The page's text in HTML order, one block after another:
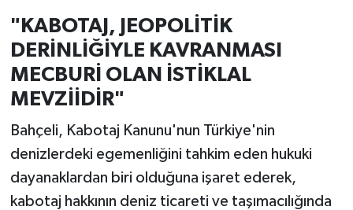
"KABOTAJ, JEOPOLİTİK
DERİNLİĞİYLE KAVRANMASI
MECBURİ OLAN İSTİKLAL
MEVZİİDİR"
Bahçeli, Kabotaj Kanunu'nun Türkiye'nin
denizlerdeki egemenliğini tahkim eden hukuki
dayanaklardan biri olduğuna işaret ederek,
kabotaj hakkının deniz ticareti ve taşımacılığında